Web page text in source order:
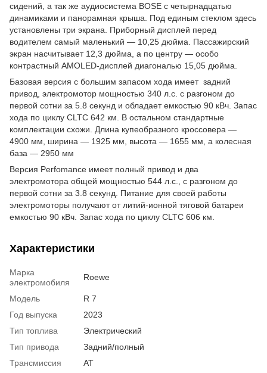
сидений, а так же аудиосистема BOSE с четырнадцатью
динамиками и панорамная крыша. Под единым стеклом здесь
установлены три экрана. Приборный дисплей перед
водителем самый маленький — 10,25 дюйма. Пассажирский
экран насчитывает 12,3 дюйма, а по центру — особо
контрастный AMOLED-дисплей диагональю 15,05 дюйма.
Базовая версия c большим запасом хода имеет задний
привод, электромотор мощностью 340 л.с. с разгоном до
первой сотни за 5.8 секунд и обладает емкостью 90 кВч. Запас
хода по циклу CLTC 642 км. В остальном стандартные
комплектации схожи. Длина купеобразного кроссовера —
4900 мм, ширина — 1925 мм, высота — 1655 мм, а колесная
база — 2950 мм
Версия Perfomance имеет полный привод и два
электромотора общей мощностью 544 л.с., с разгоном до
первой сотни за 3.8 секунд. Питание для своей работы
электромоторы получают от литий-ионной тяговой батареи
емкостью 90 кВч. Запас хода по циклу CLTC 606 км.
Характеристики
Марка
электромобиля
Roewe
Модель
R 7
Год выпуска
2023
Тип топлива
Электрический
Тип привода
Задний/полный
Трансмиссия
AT